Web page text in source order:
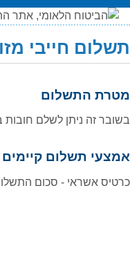
תשלום חייבי
חייבי
מזונות
מטרת התשלום
בשובר זה ניתן לשלם חובות
אמצעי תשלום קיימים
כרטיס אשראי - סכום